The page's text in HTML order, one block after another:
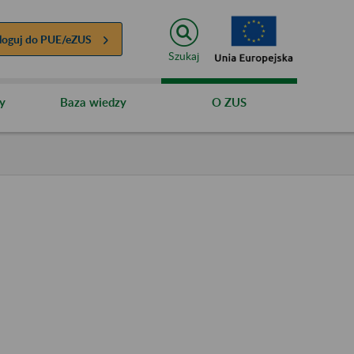
do PUE/eZUS
Szukaj
Baza wiedzy O ZUS